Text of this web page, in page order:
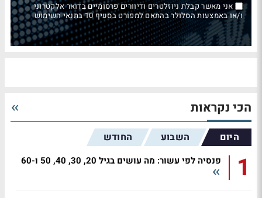
אני מאשר קבלת ניוזלטרים ודיוורים פרסומיים בדואר אלקטרוני
ו/או באמצעות הסלולר בהתאם למפורט בסעיף 10 בתנאי השימוש
הכי נקראות
היום השבוע החודש
1 פנסיה לפי עשור: מה עושים בגיל 20, 30, 40, 50 ו-60